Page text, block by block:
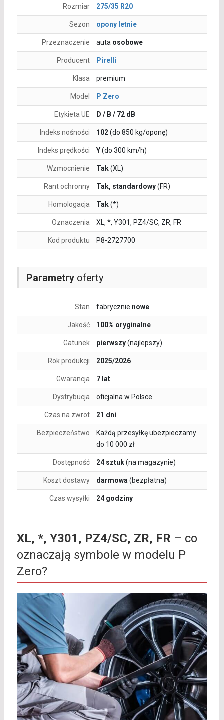
Parametryoferty
Stan fabrycznie nowe
Jakość 100% oryginalne
Gatunek pierwszy(najlepszy)
Rok produkcji 2025/2026
Gwarancja 7 lat
Dystrybucja oficjalna w Polsce
Czas na zwrot 21 dni
Bezpieczeństwo
Każdą przesyłkę ubezpieczamy
do 10 000 zł
Dostępność 24 sztuk(na magazynie)
Koszt dostawy darmowa (bezpłatna)
Czas wysyłki 24 godziny
Rozmiar 275/35 R20
Sezon opony letnie
Przeznaczenie auta osobowe
Producent Pirelli
Klasa premium
Model P Zero
Etykieta UE D / B / 72 dB
Indeks nośności 102(do 850 kg/oponę)
Indeks prędkości Y(do 300 km/h)
Wzmocnienie Tak(XL)
Rant ochronny Tak, standardowy(FR)
Homologacja Tak(*)
Oznaczenia XL, *, Y301, PZ4/SC, ZR, FR
Kod produktu P8-2727700
XL, *, Y301, PZ4/SC, ZR, FR – co
oznaczają symbole w modelu P
Zero?